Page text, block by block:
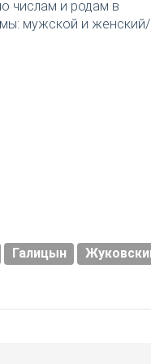
числам и родам в
мужской и женский/
Галицын